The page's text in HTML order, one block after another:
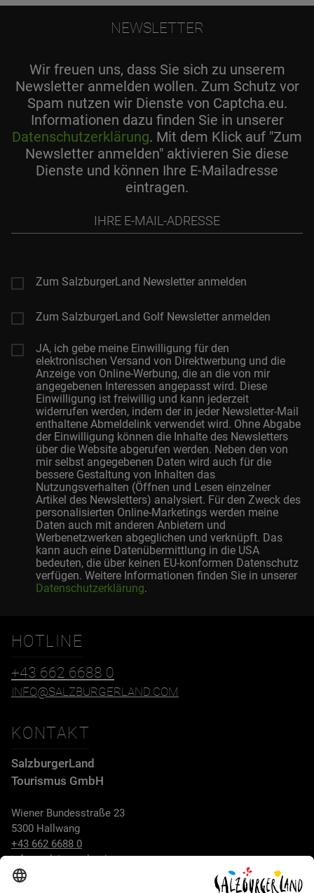
NEWSLETTER
Wir freuen uns, dass Sie sich zu unserem
Newsletter anmelden wollen. Zum Schutz vor
Spam nutzen wir Dienste von Captcha.eu.
Informationen dazu finden Sie in unserer
Datenschutzerklärung. Mit dem Klick auf "Zum
Newsletter anmelden" aktivieren Sie diese
Dienste und können Ihre E-Mailadresse
eintragen.
Mail-
Zum SalzburgerLand Newsletter anmelden
Zum SalzburgerLand Golf Newsletter anmelden
JA, ich gebe meine Einwilligung für den
elektronischen Versand von Direktwerbung und die
Anzeige von Online-Werbung, die an die von mir
angegebenen Interessen angepasst wird. Diese
Einwilligung ist freiwillig und kann jederzeit
widerrufen werden, indem der in jeder Newsletter-Mail
enthaltene Abmeldelink verwendet wird. Ohne Abgabe
der Einwilligung können die Inhalte des Newsletters
über die Website abgerufen werden. Neben den von
mir selbst angegebenen Daten wird auch für die
bessere Gestaltung von Inhalten das
Nutzungsverhalten (Öffnen und Lesen einzelner
Artikel des Newsletters) analysiert. Für den Zweck des
personalisierten Online-Marketings werden meine
Daten auch mit anderen Anbietern und
Werbenetzwerken abgeglichen und verknüpft. Das
kann auch eine Datenübermittlung in die USA
bedeuten, die über keinen EU-konformen Datenschutz
verfügen. Weitere Informationen finden Sie in unserer
Datenschutzerklärung.
HOTLINE
+43 662 6688 0
INFO@SALZBURGERLAND.COM
KONTAKT
SalzburgerLand
Tourismus GmbH
Wiener Bundesstraße 23
5300 Hallwang
+43 662 6688 0
info@salzburgerland.com